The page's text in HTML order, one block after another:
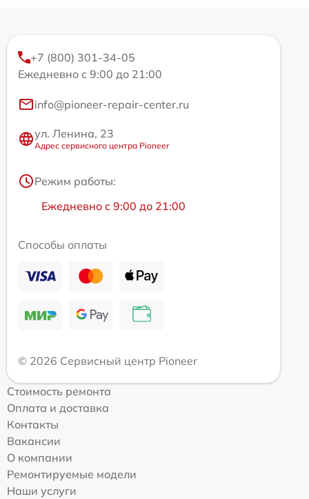
+7 (800) 301-34-05
Ежедневно с 9:00 до 21:00
info@pioneer-repair-center.ru
ул. Ленина, 23
Адрес сервисного центра Pioneer
Режим работы:
Ежедневно с 9:00 до 21:00
Способы оплаты
© 2026 Сервисный центр Pioneer
Стоимость ремонта
Оплата и доставка
Контакты
Вакансии
О компании
Ремонтируемые модели
Наши услуги